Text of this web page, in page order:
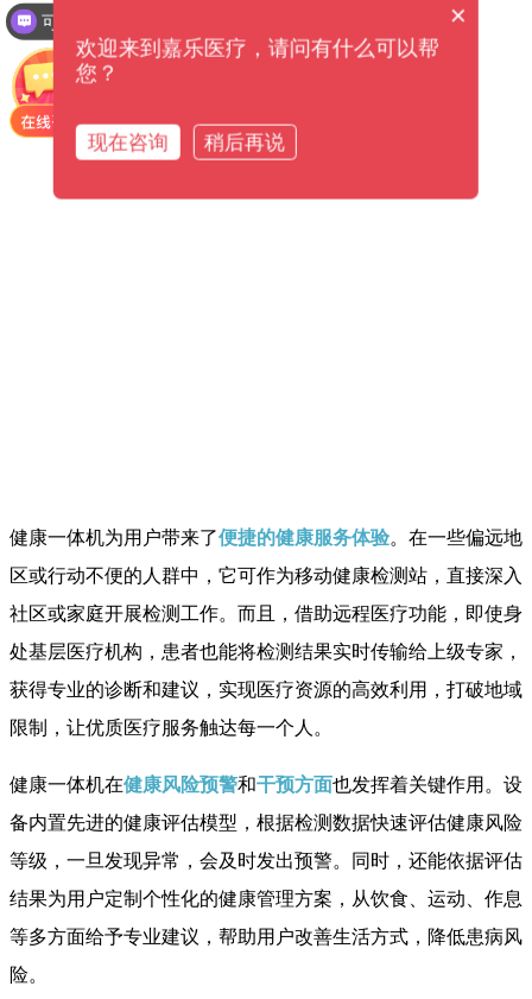
健康一体机为用户带来了便捷的健康服务体验。在一些偏远地
区或行动不便的人群中，它可作为移动健康检测站，直接深入
社区或家庭开展检测工作。而且，借助远程医疗功能，即使身
处基层医疗机构，患者也能将检测结果实时传输给上级专家，
获得专业的诊断和建议，实现医疗资源的高效利用，打破地域
限制，让优质医疗服务触达每一个人。
健康一体机在健康风险预警和干预方面也发挥着关键作用。设
备内置先进的健康评估模型，根据检测数据快速评估健康风险
等级，一旦发现异常，会及时发出预警。同时，还能依据评估
结果为用户定制个性化的健康管理方案，从饮食、运动、作息
等多方面给予专业建议，帮助用户改善生活方式，降低患病风
险。
×
欢迎来到嘉乐医疗，请问有什么可以帮
您？
现在咨询 稍后再说